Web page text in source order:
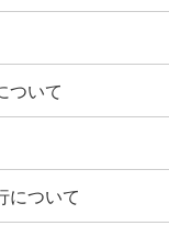
ついて
について